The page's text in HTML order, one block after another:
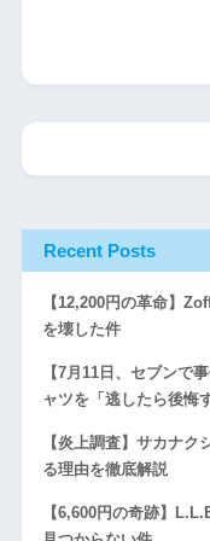
Recent Posts
【12,200円の革命】
を壊した件
【7月11日、セブンで
ャツを「逃したら後悔
【炎上調査】サカナ
る理由を徹底解説
【6,600円の奇跡】